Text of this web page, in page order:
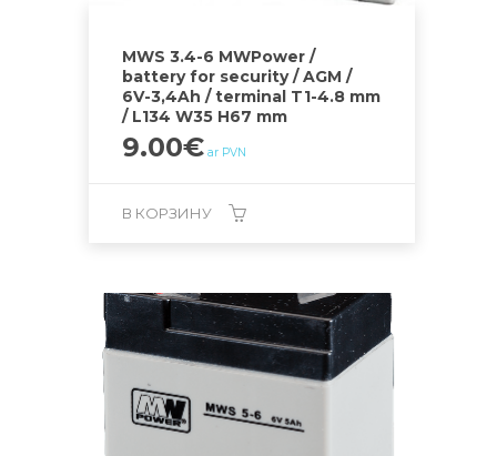
MWS 3.4-6 MWPower /
battery for security / AGM /
6V-3,4Ah / terminal T1-4.8 mm
/ L134 W35 H67 mm
9.00€ ar PVN
В КОРЗИНУ